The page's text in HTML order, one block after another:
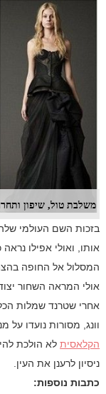
משלבת טול, שיפון
בזכות השם העולמי
אותו, ואולי אפילו
המסלול אל החופה
אולי המראה השחור
אחרי שטרנד שמלות
וונג, מסורות נועדו על
הקלאסיתלא הולכת
ניסיון לרענן את העין.
כתבות נוספות: